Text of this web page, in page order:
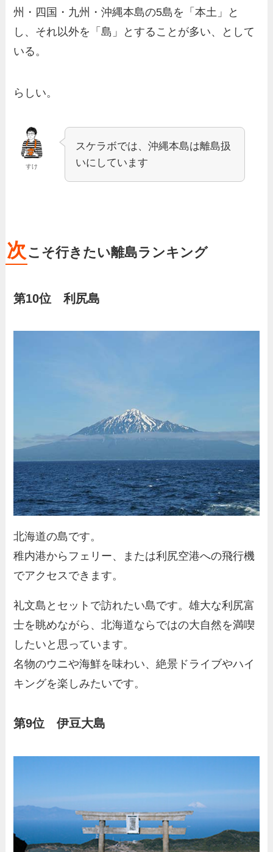
州・四国・九州・沖縄本島の5島を「本土」と
し、それ以外を「島」とすることが多い、として
いる。
らしい。
すけ
スケラボでは、沖縄本島は離島扱
いにしています
次 こそ行きたい離島ランキング
第10位 利尻島
北海道の島です。
稚内港からフェリー、または利尻空港への飛行機
でアクセスできます。
礼文島とセットで訪れたい島です。雄大な利尻富
士を眺めながら、北海道ならではの大自然を満喫
したいと思っています。
名物のウニや海鮮を味わい、絶景ドライブやハイ
キングを楽しみたいです。
第9位 伊豆大島